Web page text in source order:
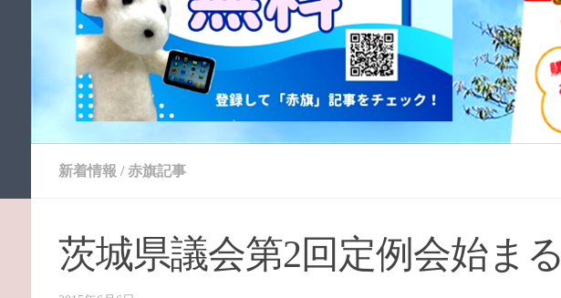
新着情報 / 赤旗記事
茨城県議会第2回定例会始まる